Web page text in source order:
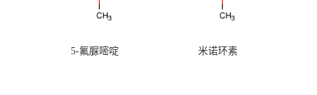
5-氟脲嘧啶 米诺环素